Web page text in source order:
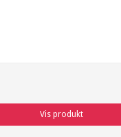
Vis produkt